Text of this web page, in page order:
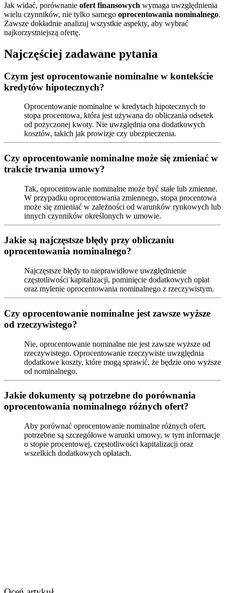
Jak widać, porównanie ofert finansowych wymaga uwzględnienia
wielu czynników, nie tylko samego oprocentowania nominalnego.
Zawsze dokładnie analizuj wszystkie aspekty, aby wybrać
najkorzystniejszą ofertę.
Najczęściej zadawane pytania
Czym jest oprocentowanie nominalne w kontekście
kredytów hipotecznych?
Oprocentowanie nominalne w kredytach hipotecznych to
stopa procentowa, która jest używana do obliczania odsetek
od pożyczonej kwoty. Nie uwzględnia ona dodatkowych
kosztów, takich jak prowizje czy ubezpieczenia.
Czy oprocentowanie nominalne może się zmieniać w
trakcie trwania umowy?
Tak, oprocentowanie nominalne może być stałe lub zmienne.
W przypadku oprocentowania zmiennego, stopa procentowa
może się zmieniać w zależności od warunków rynkowych lub
innych czynników określonych w umowie.
Jakie są najczęstsze błędy przy obliczaniu
oprocentowania nominalnego?
Najczęstsze błędy to nieprawidłowe uwzględnienie
częstotliwości kapitalizacji, pominięcie dodatkowych opłat
oraz mylenie oprocentowania nominalnego z rzeczywistym.
Czy oprocentowanie nominalne jest zawsze wyższe
od rzeczywistego?
Nie, oprocentowanie nominalne nie jest zawsze wyższe od
rzeczywistego. Oprocentowanie rzeczywiste uwzględnia
dodatkowe koszty, które mogą sprawić, że będzie ono wyższe
od nominalnego.
Jakie dokumenty są potrzebne do porównania
oprocentowania nominalnego różnych ofert?
Aby porównać oprocentowanie nominalne różnych ofert,
potrzebne są szczegółowe warunki umowy, w tym informacje
o stopie procentowej, częstotliwości kapitalizacji oraz
wszelkich dodatkowych opłatach.